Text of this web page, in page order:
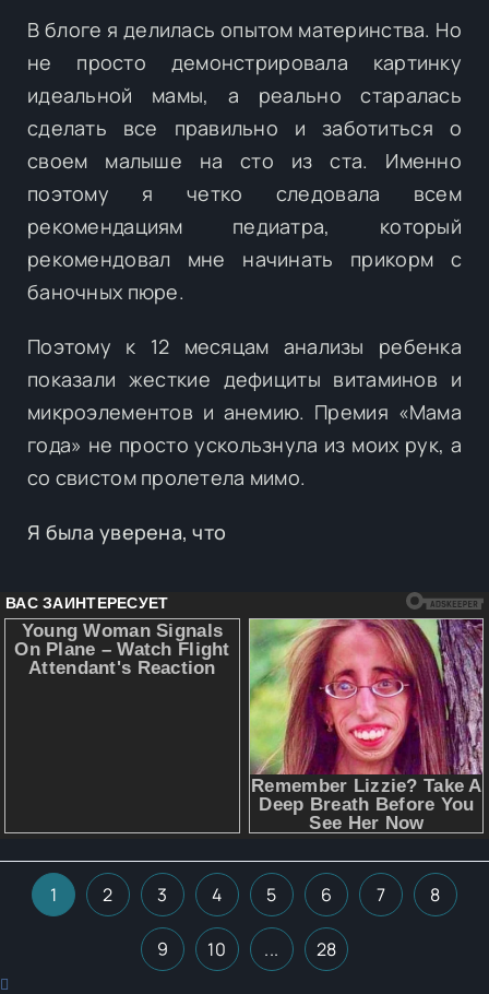
В блоге я делилась опытом материнства. Но
не просто демонстрировала картинку
идеальной мамы, а реально старалась
сделать все правильно и заботиться о
своем малыше на сто из ста. Именно
поэтому я четко следовала всем
рекомендациям педиатра, который
рекомендовал мне начинать прикорм с
баночных пюре.
Поэтому к 12 месяцам анализы ребенка
показали жесткие дефициты витаминов и
микроэлементов и анемию. Премия «Мама
года» не просто ускользнула из моих рук, а
со свистом пролетела мимо.
Я была уверена, что
1 2 3 4 5 6 7 8
9 10 ... 28